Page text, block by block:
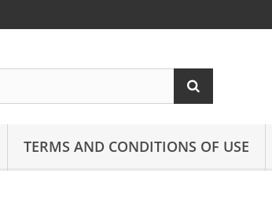
TERMS AND CONDITIONS OF USE